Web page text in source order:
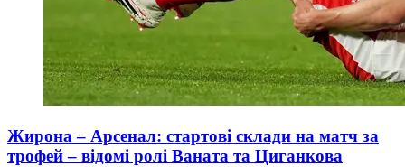
Жирона – Арсенал: стартові склади на матч за
трофей – відомі ролі Ваната та Циганкова